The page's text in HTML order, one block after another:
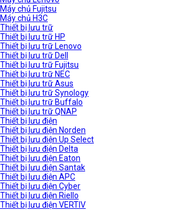
Máy chủ Fujitsu
Máy chủ H3C
Thiết bị lưu trữ
Thiết bị lưu trữ HP
Thiết bị lưu trữ Lenovo
Thiết bị lưu trữ Dell
Thiết bị lưu trữ Fujitsu
Thiết bị lưu trữ NEC
Thiết bị lưu trữ Asus
Thiết bị lưu trữ Synology
Thiết bị lưu trữ Buffalo
Thiết bị lưu trữ QNAP
Thiết bị lưu điện
Thiết bị lưu điện Norden
Thiết bị lưu điện Up Select
Thiết bị lưu điện Delta
Thiết bị lưu điện Eaton
Thiết bị lưu điện Santak
Thiết bị lưu điện APC
Thiết bị lưu điện Cyber
Thiết bị lưu điện Riello
Thiết bị lưu điện VERTIV